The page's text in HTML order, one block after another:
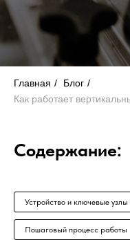
Главная / Блог /
Как работает
Содержание:
Устройство и ключевые
Пошаговый процесс работы